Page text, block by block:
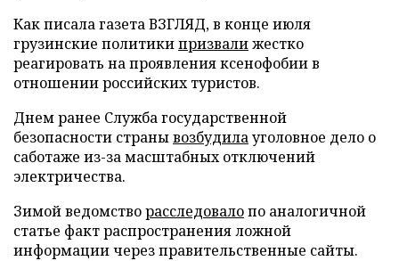
Как писала газета ВЗГЛЯД, в конце июля
грузинские политикипризвалижестко
реагировать на проявления ксенофобии в
отношении российских туристов.
Днем ранее Служба государственной
безопасности странывозбудилауголовное дело о
саботаже из-за масштабных отключений
электричества.
Зимой ведомстворасследовалопо аналогичной
статье факт распространения ложной
информации через правительственные сайты.